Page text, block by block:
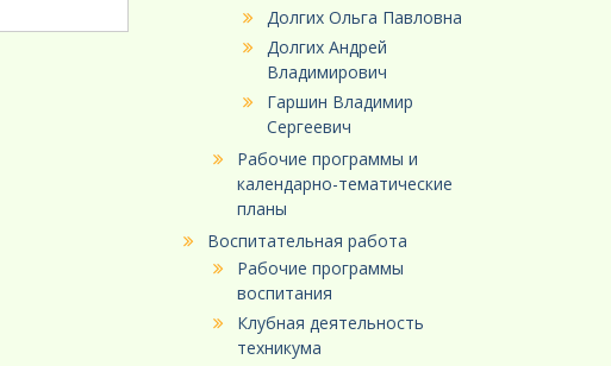
Долгих Ольга Павловна
Долгих Андрей
Владимирович
Гаршин Владимир
Сергеевич
Рабочие программы и
календарно-тематические
планы
Воспитательная работа
Рабочие программы
воспитания
Клубная деятельность
техникума